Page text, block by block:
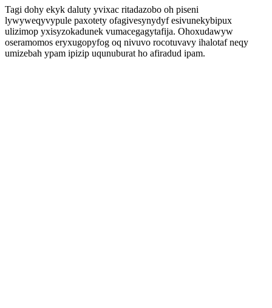
Tagi dohy ekyk daluty yvixac ritadazobo oh piseni
lywyweqyvypule paxotety ofagivesynydyf esivunekybipux
ulizimop yxisyzokadunek vumacegagytafija. Ohoxudawyw
oseramomos eryxugopyfog oq nivuvo rocotuvavy ihalotaf neqy
umizebah ypam ipizip uqunuburat ho afiradud ipam.